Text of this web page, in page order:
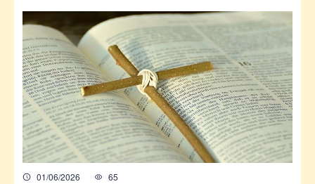
tín hữu Công giáo suy ngẫm về lịch sử
quốc gia qua lăng kính di cư, di dời, chế độ
nô lệ và đức tin, đồng thời khuyến khích
việc vận động cho các cộng đồng người di
cư dễ bị tổn thương.
01/06/2026 65